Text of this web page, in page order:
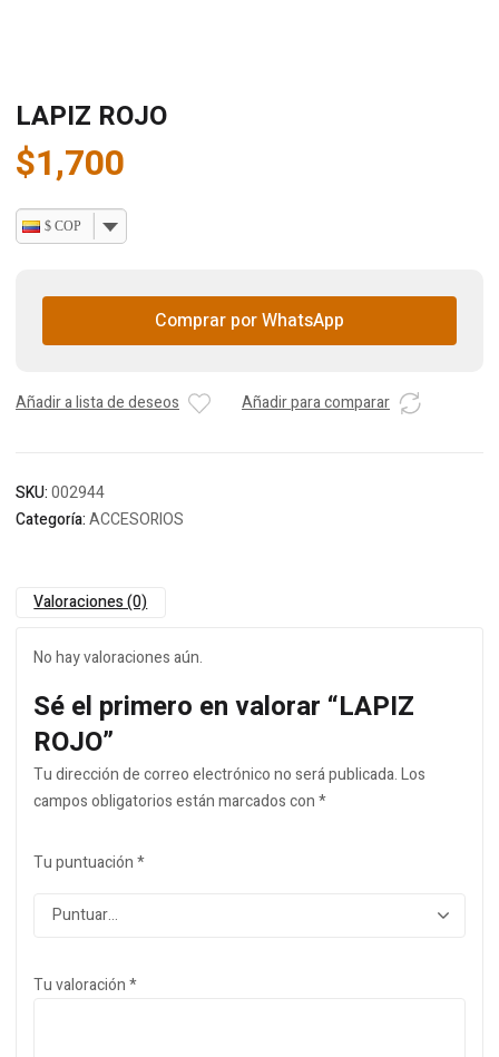
LAPIZ ROJO
$1,700
$ COP
Comprar por WhatsApp
Añadir a lista de deseos Añadir para comparar
SKU:002944
Categoría:ACCESORIOS
Valoraciones (0)
No hay valoraciones aún.
Sé el primero en valorar “LAPIZ
ROJO”
Tu dirección de correo electrónico no será publicada.Los
campos obligatorios están marcados con*
Tu puntuación*
Tu valoración*